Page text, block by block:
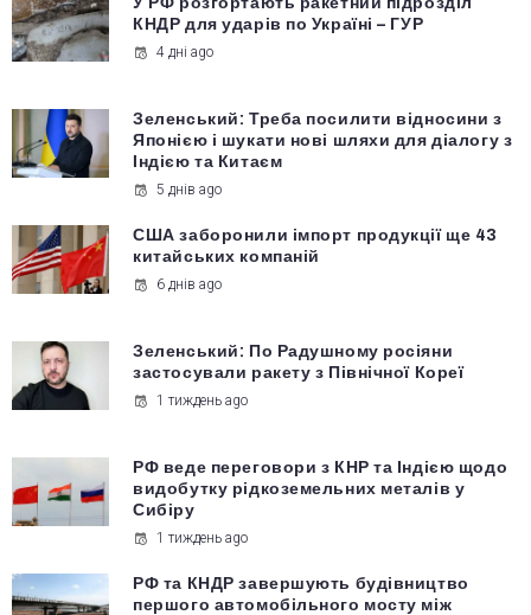
КНДР для ударів по Україні – ГУР
4 дні ago
Зеленський: Треба посилити відносини з
Японією і шукати нові шляхи для діалогу з
Індією та Китаєм
5 днів ago
США заборонили імпорт продукції ще 43
китайських компаній
6 днів ago
Зеленський: По Радушному росіяни
застосували ракету з Північної Кореї
1 тиждень ago
РФ веде переговори з КНР та Індією щодо
видобутку рідкоземельних металів у
Сибіру
1 тиждень ago
РФ та КНДР завершують будівництво
першого автомобільного мосту між